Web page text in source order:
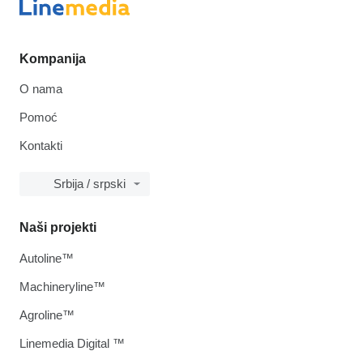
Kompanija
O nama
Pomoć
Kontakti
Srbija / srpski
Naši projekti
Autoline™
Machineryline™
Agroline™
Linemedia Digital ™